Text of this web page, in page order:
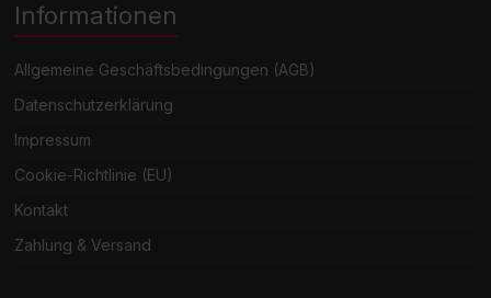
Informationen
Allgemeine Geschäftsbedingungen (AGB)
Datenschutzerklärung
Impressum
Cookie-Richtlinie (EU)
Kontakt
Zahlung & Versand